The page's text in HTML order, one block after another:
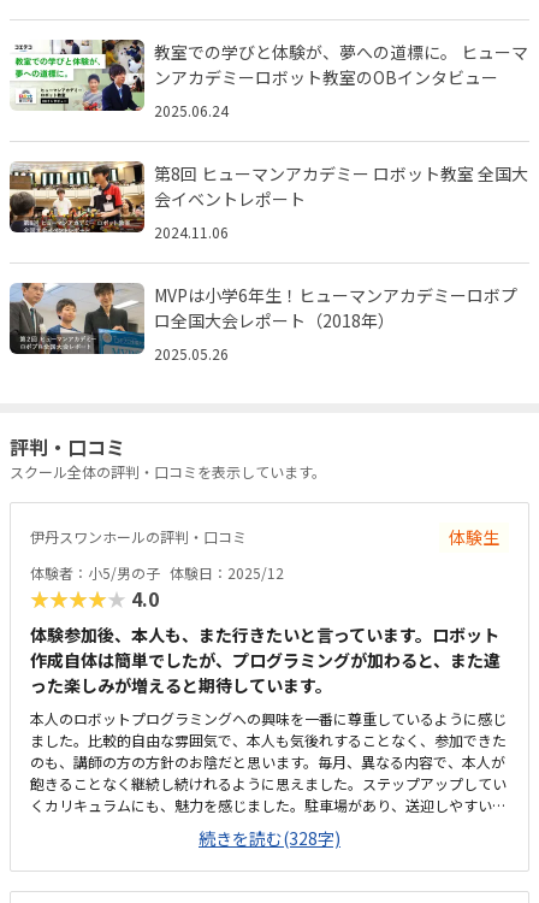
教室での学びと体験が、夢への道標に。 ヒューマ
ンアカデミーロボット教室のOBインタビュー
2025.06.24
第8回 ヒューマンアカデミー ロボット教室 全国大
会イベントレポート
2024.11.06
MVPは小学6年生！ヒューマンアカデミーロボプ
ロ全国大会レポート（2018年）
2025.05.26
評判・口コミ
スクール全体の評判・口コミを表示しています。
伊丹スワンホールの評判・口コミ 体験生
体験者：小5/男の子 体験日：2025/12
★★★★★ 4.0
体験参加後、本人も、また行きたいと言っています。ロボット
作成自体は簡単でしたが、プログラミングが加わると、また違
った楽しみが増えると期待しています。
本人のロボットプログラミングへの興味を一番に尊重しているように感じ
ました。比較的自由な雰囲気で、本人も気後れすることなく、参加できた
のも、講師の方の方針のお陰だと思います。毎月、異なる内容で、本人が
飽きることなく継続し続けれるように思えました。ステップアップしてい
くカリキュラムにも、魅力を感じました。駐車場があり、送迎しやすいの
も良かったです（お迎え時は満車で入れなかったので、タイミングを工夫
しないといけない気がします）施設自体は、広くて、とても綺麗です。イ
スも充分にあり、送迎のついでに、親が待って過ごすのも、苦じゃない気
がします。初めて通うので、相場がわかりませんが、プログラミング教室
続きを読む(328字)